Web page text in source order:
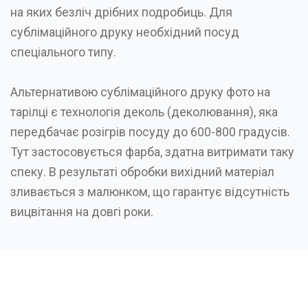
на яких безліч дрібних подробиць. Для
сублімаційного друку необхідний посуд
спеціального типу.
Альтернативою сублімаційного друку фото на
тарілці є технологія деколь (деколювання), яка
передбачає розігрів посуду до 600-800 градусів.
Тут застосовується фарба, здатна витримати таку
спеку. В результаті обробки вихідний матеріал
зливається з малюнком, що гарантує відсутність
вицвітання на довгі роки.